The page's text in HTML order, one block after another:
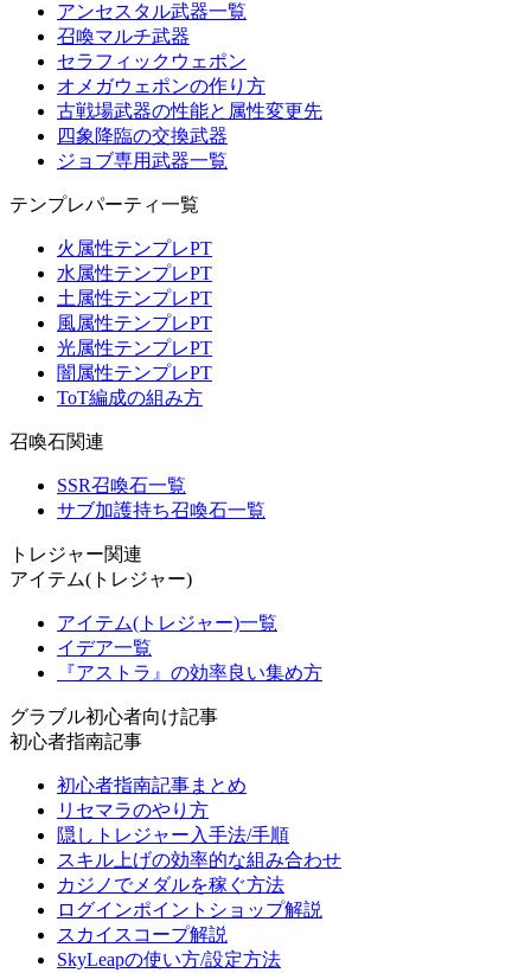
アンセスタル武器一覧
召喚マルチ武器
セラフィックウェポン
オメガウェポンの作り方
古戦場武器の性能と属性変更先
四象降臨の交換武器
ジョブ専用武器一覧
テンプレパーティ一覧
火属性テンプレPT
水属性テンプレPT
土属性テンプレPT
風属性テンプレPT
光属性テンプレPT
闇属性テンプレPT
ToT編成の組み方
召喚石関連
SSR召喚石一覧
サブ加護持ち召喚石一覧
トレジャー関連
アイテム(トレジャー)
アイテム(トレジャー)一覧
イデア一覧
『アストラ』の効率良い集め方
グラブル初心者向け記事
初心者指南記事
初心者指南記事まとめ
リセマラのやり方
隠しトレジャー入手法/手順
スキル上げの効率的な組み合わせ
カジノでメダルを稼ぐ方法
ログインポイントショップ解説
スカイスコープ解説
SkyLeapの使い方/設定方法